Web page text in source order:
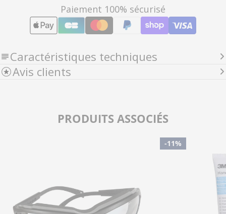
Paiement 100% sécurisé
Modes
de
paiement
Caractéristiques techniques
Avis clients
PRODUITS ASSOCIÉS
-11%